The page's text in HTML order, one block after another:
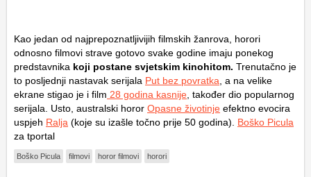
Kao jedan od najprepoznatljivijih filmskih žanrova, horori
odnosno filmovi strave gotovo svake godine imaju ponekog
predstavnika koji postane svjetskim kinohitom. Trenutačno je
to posljednji nastavak serijala Put bez povratka , a na velike
ekrane stigao je i film 28 godina kasnije , također dio popularnog
serijala. Usto, australski horor Opasne životinje efektno evocira
uspjeh Ralja (koje su izašle točno prije 50 godina). Boško Picula
za tportal
Boško Picula filmovi horor filmovi horori